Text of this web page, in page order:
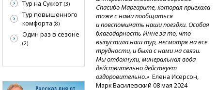
Спасибо Маргарите, которая приехала
тоже с нами пообщаться
и повспоминать наши поездки. Особая
благодарность Инне за то, что
выпустила наш тур, несмотря на все
трудности, и была с нами на связи.
Мы отдохнули, минеральная вода
действительно действует
оздоровительно.» Елена Исерсон,
Марк Василевский 08 мая 2024
Тур на Суккот (3)
Тур повышенного
комфорта (8)
Один раз в сезоне
(2)